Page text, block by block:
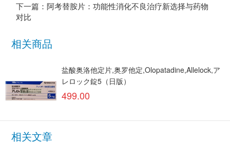
下一篇：阿考替胺片：功能性消化不良治疗新选择与药物
对比
相关商品
盐酸奥洛他定片,奥罗他定,Olopatadine,Allelock,ア
レロック錠5（日版）
499.00
相关文章